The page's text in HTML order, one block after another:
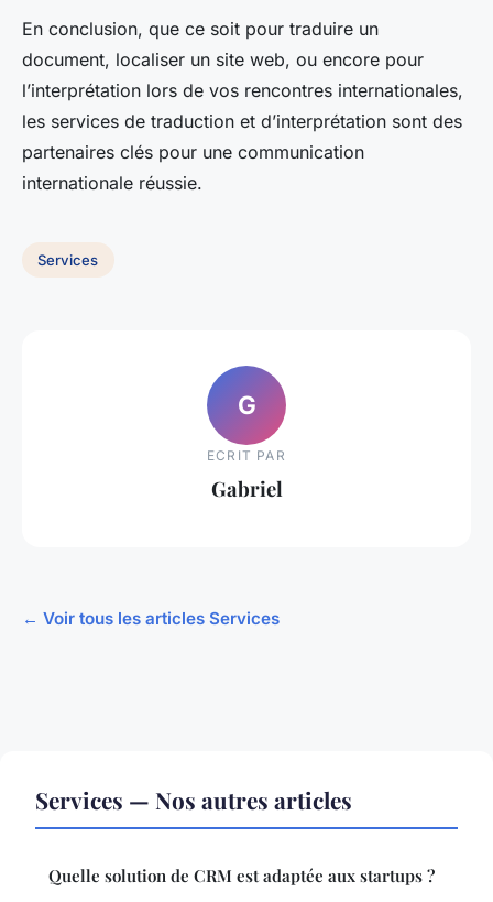
En conclusion, que ce soit pour traduire un
document, localiser un site web, ou encore pour
l’interprétation lors de vos rencontres internationales,
les services de traduction et d’interprétation sont des
partenaires clés pour une communication
internationale réussie.
Services
G
ECRIT PAR
Gabriel
← Voir tous les articles Services
Services — Nos autres articles
Quelle solution de CRM est adaptée aux startups ?